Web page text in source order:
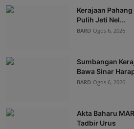
Kerajaan
Pulih Jeti Nel...
BARD Ogos 6, 2026
Sumbangan
Bawa Sinar
BARD Ogos 6, 2026
Akta Baharu
Tadbir Urus